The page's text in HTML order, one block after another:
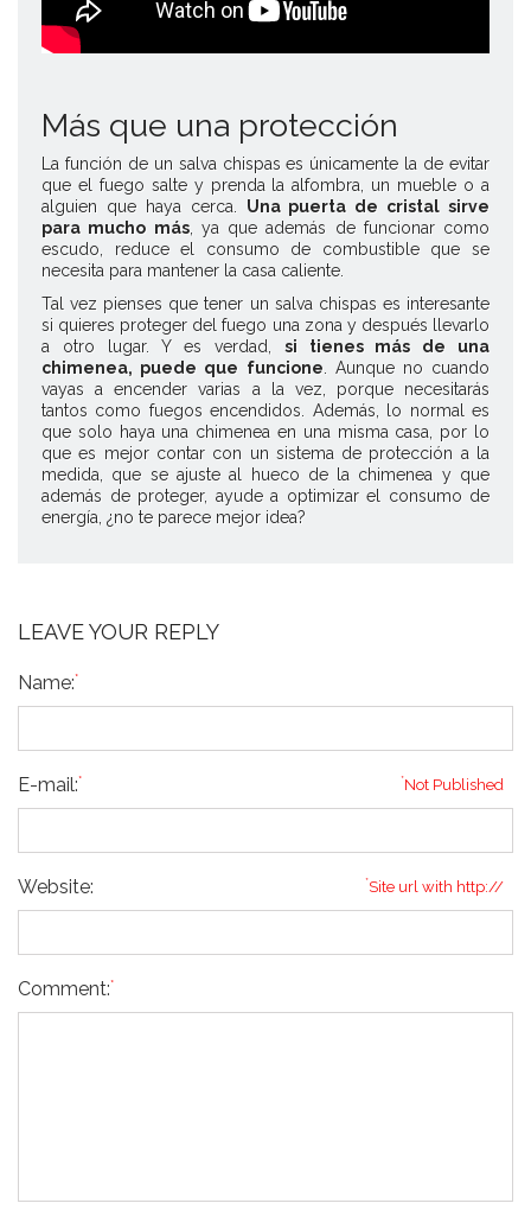
Más que una protección
La función de un salva chispas es únicamente la de evitar
que el fuego salte y prenda la alfombra, un mueble o a
alguien que haya cerca. Una puerta de cristal sirve
para mucho más, ya que además de funcionar como
escudo, reduce el consumo de combustible que se
necesita para mantener la casa caliente.
Tal vez pienses que tener un salva chispas es interesante
si quieres proteger del fuego una zona y después llevarlo
a otro lugar. Y es verdad, si tienes más de una
chimenea, puede que funcione . Aunque no cuando
vayas a encender varias a la vez, porque necesitarás
tantos como fuegos encendidos. Además, lo normal es
que solo haya una chimenea en una misma casa, por lo
que es mejor contar con un sistema de protección a la
medida, que se ajuste al hueco de la chimenea y que
además de proteger, ayude a optimizar el consumo de
energía, ¿no te parece mejor idea?
LEAVE YOUR REPLY
Name:*
E-mail:* *Not Published
Website: *Site url with http://
Comment:*